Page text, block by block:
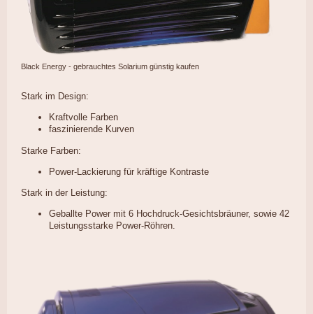
Black Energy - gebrauchtes Solarium günstig kaufen
Stark im Design:
Kraftvolle Farben
faszinierende Kurven
Starke Farben:
Power-Lackierung für kräftige Kontraste
Stark in der Leistung:
Geballte Power mit 6 Hochdruck-Gesichtsbräuner, sowie 42
Leistungsstarke Power-Röhren.